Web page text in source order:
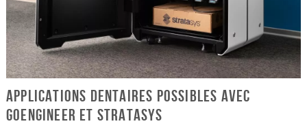
Applications dentaires possibles avec
GoEngineer et Stratasys